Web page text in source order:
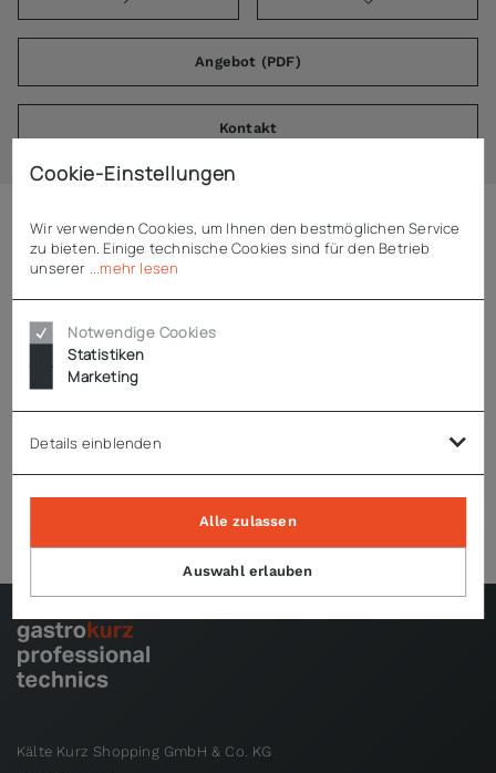
Angebot (PDF)
Kontakt
Beschreibung
Lochscheibe Ø 7,8 mm Inox
passend für ADE Fleischwolf FL82
Kälte Kurz Shopping GmbH & Co. KG
Cookie-Einstellungen
Wir verwenden Cookies, um Ihnen den bestmöglichen Service
zu bieten. Einige technische Cookies sind für den Betrieb
unserer
...mehr lesen
Notwendige Cookies
Statistiken
Marketing
Details einblenden
Auswahl erlauben
Alle zulassen